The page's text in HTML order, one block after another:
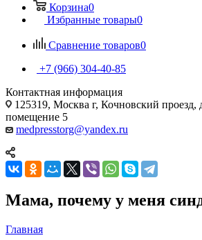
Корзина0
Избранные товары0
Сравнение товаров0
+7 (966) 304-40-85
Контактная информация
125319, Москва г, Кочновский проезд,
помещение 5
medpresstorg@yandex.ru
Мама, почему у меня
Главная